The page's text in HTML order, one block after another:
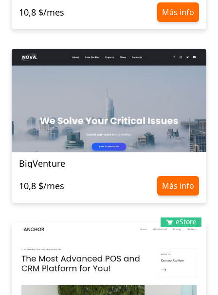
10,8 $/mes
Más info
BigVenture
10,8 $/mes
Más info
eStore